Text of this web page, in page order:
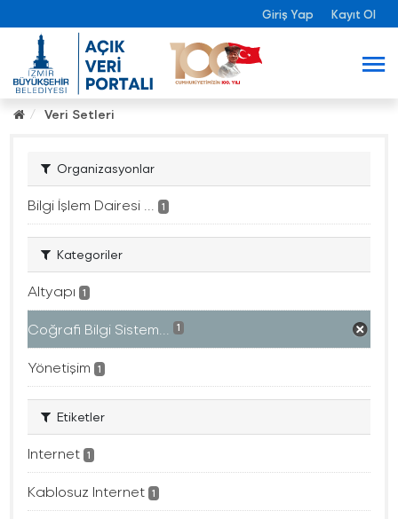
Giriş Yap Kayıt Ol
Veri Setleri
Organizasyonlar
Bilgi İşlem Dairesi ... 1
Kategoriler
Altyapı 1
Coğrafi Bilgi Sistem... 1
Yönetişim 1
Etiketler
Internet 1
Kablosuz Internet 1